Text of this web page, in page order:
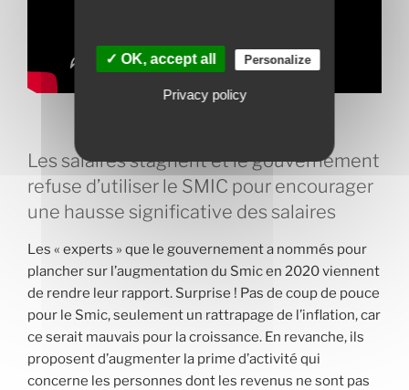
Les salaires stagnent et le gouvernement
refuse d’utiliser le SMIC pour encourager
une hausse significative des salaires
Les « experts » que le gouvernement a nommés pour
plancher sur l’augmentation du Smic en 2020 viennent
de rendre leur rapport. Surprise ! Pas de coup de pouce
pour le Smic, seulement un rattrapage de l’inflation, car
ce serait mauvais pour la croissance. En revanche, ils
proposent d’augmenter la prime d’activité qui
concerne les personnes dont les revenus ne sont pas
✓ OK, accept all Personalize
Privacy policy